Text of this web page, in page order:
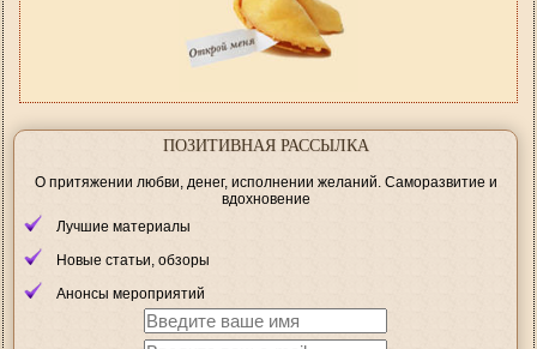
ПОЗИТИВНАЯ РАССЫЛКА
О притяжении любви, денег, исполнении желаний. Саморазвитие и
вдохновение
Лучшие материалы
Новые статьи, обзоры
Анонсы мероприятий